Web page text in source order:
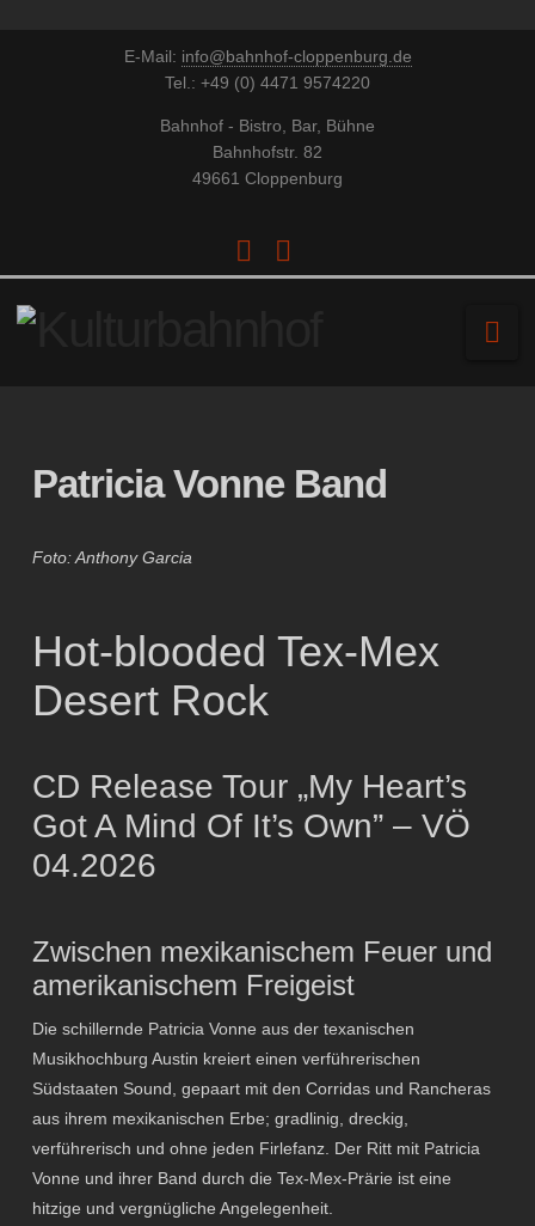
E-Mail: info@bahnhof-cloppenburg.de
Tel.: +49 (0) 4471 9574220
Bahnhof - Bistro, Bar, Bühne
Bahnhofstr. 82
49661 Cloppenburg
Facebook
YouTube
Patricia Vonne Band
Foto: Anthony Garcia
Hot-blooded Tex-Mex
Desert Rock
CD Release Tour „My Heart’s
Got A Mind Of It’s Own” – VÖ
04.2026
Zwischen mexikanischem Feuer und
amerikanischem Freigeist
Die schillernde Patricia Vonne aus der texanischen
Musikhochburg Austin kreiert einen verführerischen
Südstaaten Sound, gepaart mit den Corridas und Rancheras
aus ihrem mexikanischen Erbe; gradlinig, dreckig,
verführerisch und ohne jeden Firlefanz. Der Ritt mit Patricia
Vonne und ihrer Band durch die Tex-Mex-Prärie ist eine
hitzige und vergnügliche Angelegenheit.